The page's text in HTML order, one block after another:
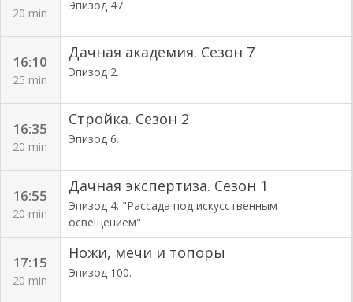
20 min
Эпизод 47.
16:10
25 min
Дачная академия. Сезон 7
Эпизод 2.
16:35
20 min
Стройка. Сезон 2
Эпизод 6.
16:55
20 min
Дачная экспертиза. Сезон 1
Эпизод 4. "Рассада под искусственным
освещением"
17:15
20 min
Ножи, мечи и топоры
Эпизод 100.